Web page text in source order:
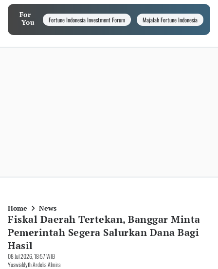
For
You
Fortune Indonesia Investment Forum Majalah Fortune Indonesia
Home News
Fiskal Daerah Tertekan, Banggar Minta
Pemerintah Segera Salurkan Dana Bagi
Hasil
08 Jul 2026, 18:57 WIB
Yuswialdyth Ardelia Almira